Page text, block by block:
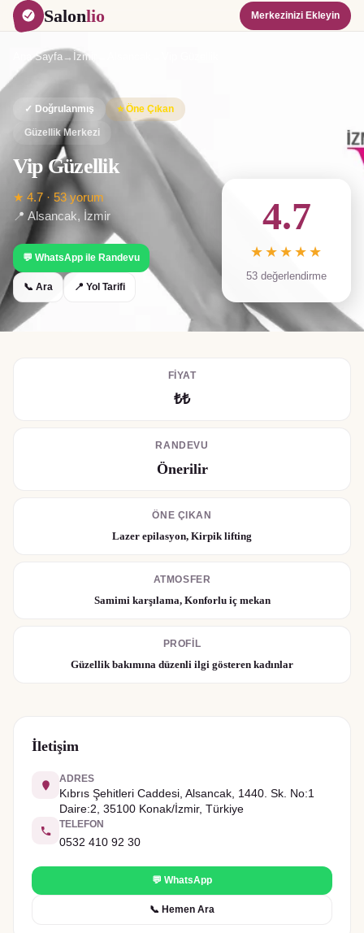
Salonlio Merkezinizi Ekleyin
Ana Sayfa → İzmir
✓ Doğrulanmış ⭐ Öne Çıkan
Güzellik Merkezi
Vip Güzellik
★ 4.7 · 53 yorum
📍 Alsancak, İzmir
💬 WhatsApp ile Randevu
📞 Ara 📍 Yol Tarifi
4.7
★★★★★
53 değerlendirme
FIYAT
₺₺
RANDEVU
Önerilir
ÖNE ÇIKAN
Lazer epilasyon, Kirpik lifting
ATMOSFER
Samimi karşılama, Konforlu iç mekan
PROFIL
Güzellik bakımına düzenli ilgi gösteren kadınlar
İletişim
ADRES
Kıbrıs Şehitleri Caddesi, Alsancak, 1440. Sk. No:1
Daire:2, 35100 Konak/İzmir, Türkiye
TELEFON
0532 410 92 30
💬 WhatsApp
📞 Hemen Ara